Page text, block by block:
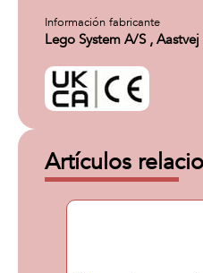
Información fabricante
Lego System A/S ,
Artículos